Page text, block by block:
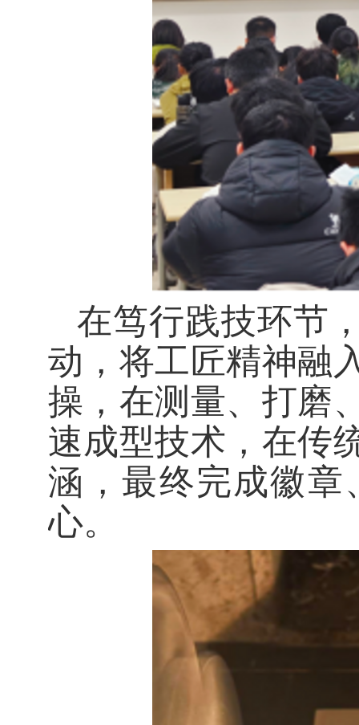
在笃行践技环节
动，将工匠精神融
操，在测量、打磨
速成型技术，在传
涵，最终完成徽章
心。